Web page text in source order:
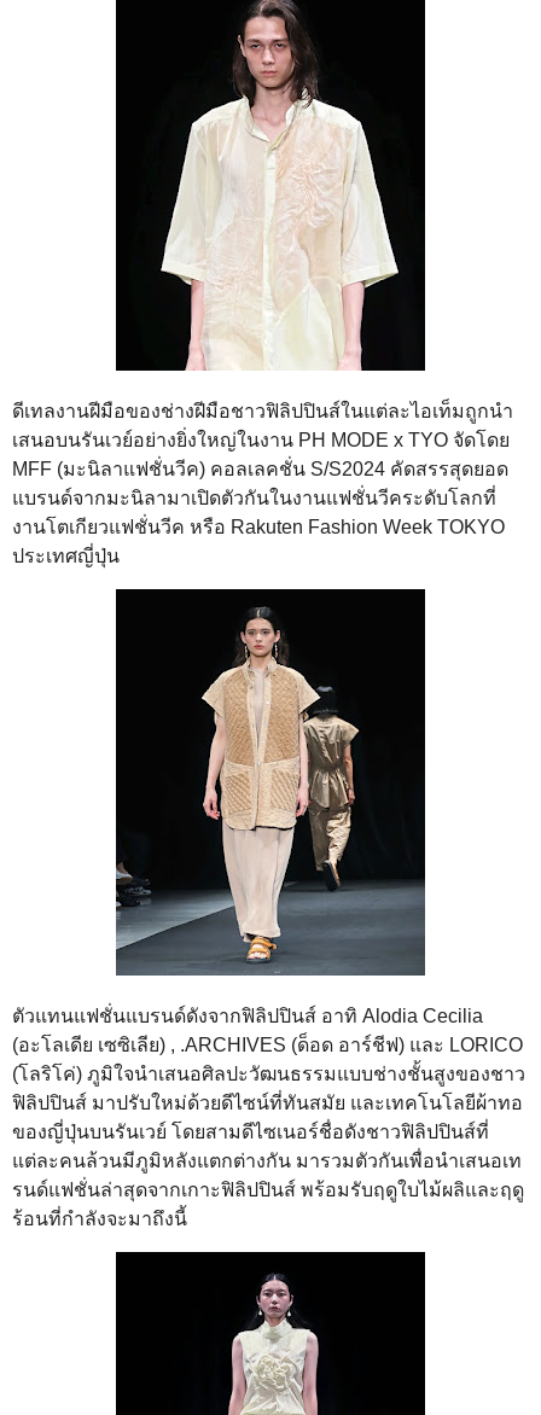
ดีเทลงานฝีมือของช่างฝีมือชาวฟิลิปปินส์ในแต่ละไอเท็มถูกนำ
เสนอบนรันเวย์อย่างยิ่งใหญ่ในงาน PH MODE x TYO จัดโดย
MFF (มะนิลาแฟชั่นวีค) คอลเลคชั่น S/S2024 คัดสรรสุดยอด
แบรนด์จากมะนิลามาเปิดตัวกันในงานแฟชั่นวีคระดับโลกที่
งานโตเกียวแฟชั่นวีค หรือ Rakuten Fashion Week TOKYO
ประเทศญี่ปุ่น
ตัวแทนแฟชั่นแบรนด์ดังจากฟิลิปปินส์ อาทิ Alodia Cecilia
(อะโลเดีย เซซิเลีย) , .ARCHIVES (ด็อด อาร์ชีฟ) และ LORICO
(โลริโค่) ภูมิใจนำเสนอศิลปะวัฒนธรรมแบบช่างชั้นสูงของชาว
ฟิลิปปินส์ มาปรับใหม่ด้วยดีไซน์ที่ทันสมัย และเทคโนโลยีผ้าทอ
ของญี่ปุ่นบนรันเวย์ โดยสามดีไซเนอร์ชื่อดังชาวฟิลิปปินส์ที่
แต่ละคนล้วนมีภูมิหลังแตกต่างกัน มารวมตัวกันเพื่อนำเสนอเท
รนด์แฟชั่นล่าสุดจากเกาะฟิลิปปินส์ พร้อมรับฤดูใบไม้ผลิและฤดู
ร้อนที่กำลังจะมาถึงนี้